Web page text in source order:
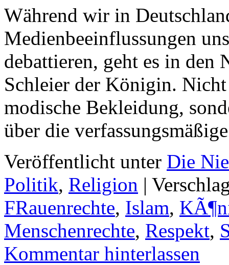
Während wir in
Medienbeeinflussungen
debattieren, geht es in den
Schleier der Königin.
modische Bekleidung,
über die
Veröffentlicht unter Die
Politik, Religion |
FRauenrechte, Islam,
Menschenrechte, Respekt,
Kommentar hinterlassen